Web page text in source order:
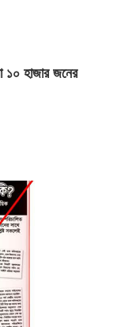
১০ হাজার জনের